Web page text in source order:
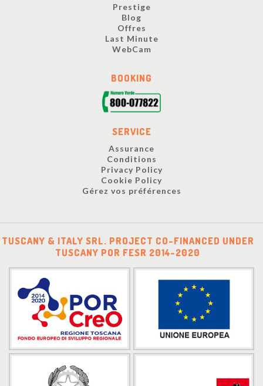
Prestige
Blog
Offres
Last Minute
WebCam
BOOKING
SERVICE
Assurance
Conditions
Privacy Policy
Cookie Policy
Gérez vos préférences
TUSCANY & ITALY SRL. PROJECT CO-FINANCED UNDER
TUSCANY POR FESR 2014-2020